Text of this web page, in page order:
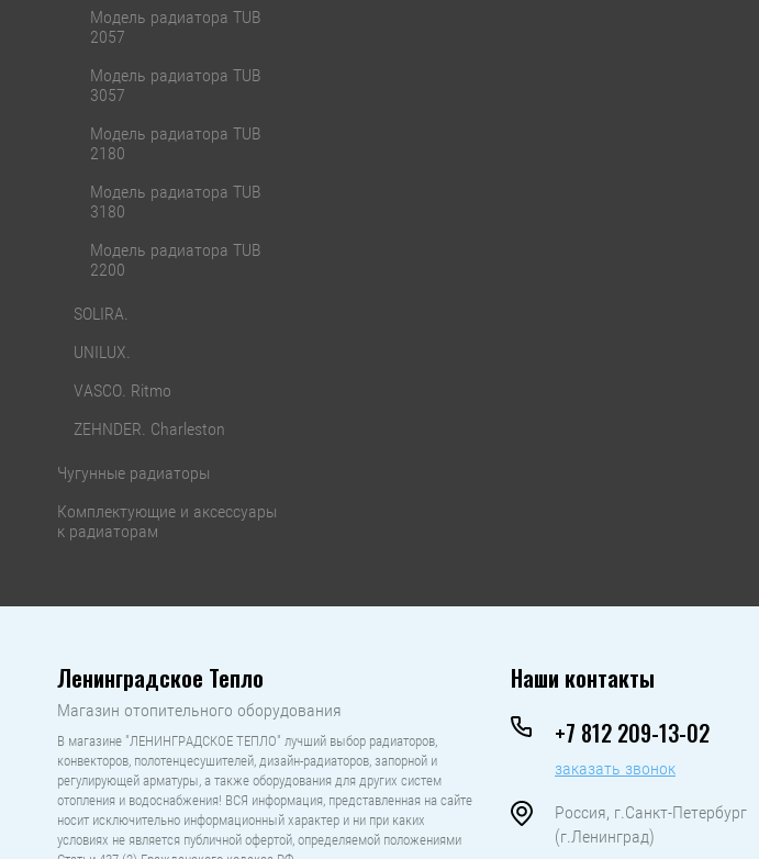
Модель радиатора TUB
2057
Модель радиатора TUB
3057
Модель радиатора TUB
2180
Модель радиатора TUB
3180
Модель радиатора TUB
2200
SOLIRA.
UNILUX.
VASCO. Ritmo
ZEHNDER. Charleston
Чугунные радиаторы
Комплектующие и аксессуары
к радиаторам
Ленинградское Тепло
Магазин отопительного оборудования
В магазине "ЛЕНИНГРАДСКОЕ ТЕПЛО" лучший выбор радиаторов,
конвекторов, полотенцесушителей, дизайн-радиаторов, запорной и
регулирующей арматуры, а также оборудования для других систем
отопления и водоснабжения! ВСЯ информация, представленная на сайте
носит исключительно информационный характер и ни при каких
условиях не является публичной офертой, определяемой положениями
Наши контакты
+7 812 209-13-02
заказать звонок
Россия, г.Санкт-Петербург
(г.Ленинград)